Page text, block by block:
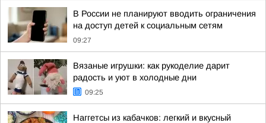
В России не планируют вводить ограничения
на доступ детей к социальным сетям
09:27
Вязаные игрушки: как рукоделие дарит
радость и уют в холодные дни
09:25
Наггетсы из кабачков: легкий и вкусный